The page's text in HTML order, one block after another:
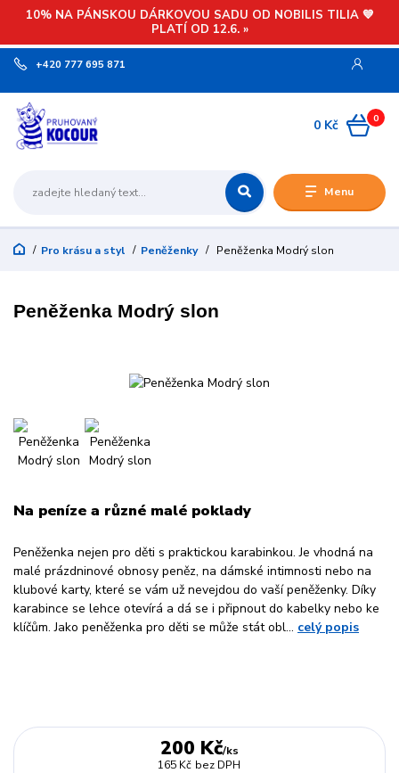
10% NA PÁNSKOU DÁRKOVOU SADU OD NOBILIS TILIA 💙
PLATÍ OD 12.6. »
Menu
+420 777 695 871
0
0 Kč
Pro krásu a styl Peněženky Peněženka Modrý slon
Peněženka Modrý slon
Na peníze a různé malé poklady
Peněženka nejen pro děti s praktickou karabinkou. Je vhodná na
malé prázdninové obnosy peněz, na dámské intimnosti nebo na
klubové karty, které se vám už nevejdou do vaší peněženky. Díky
karabince se lehce otevírá a dá se i připnout do kabelky nebo ke
klíčům. Jako peněženka pro děti se může stát obl... celý popis
200 Kč/ks
165 Kč bez DPH